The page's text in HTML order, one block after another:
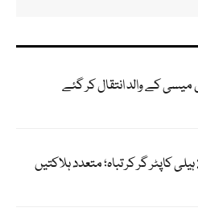
میسی کے والد انتقال کر گئے